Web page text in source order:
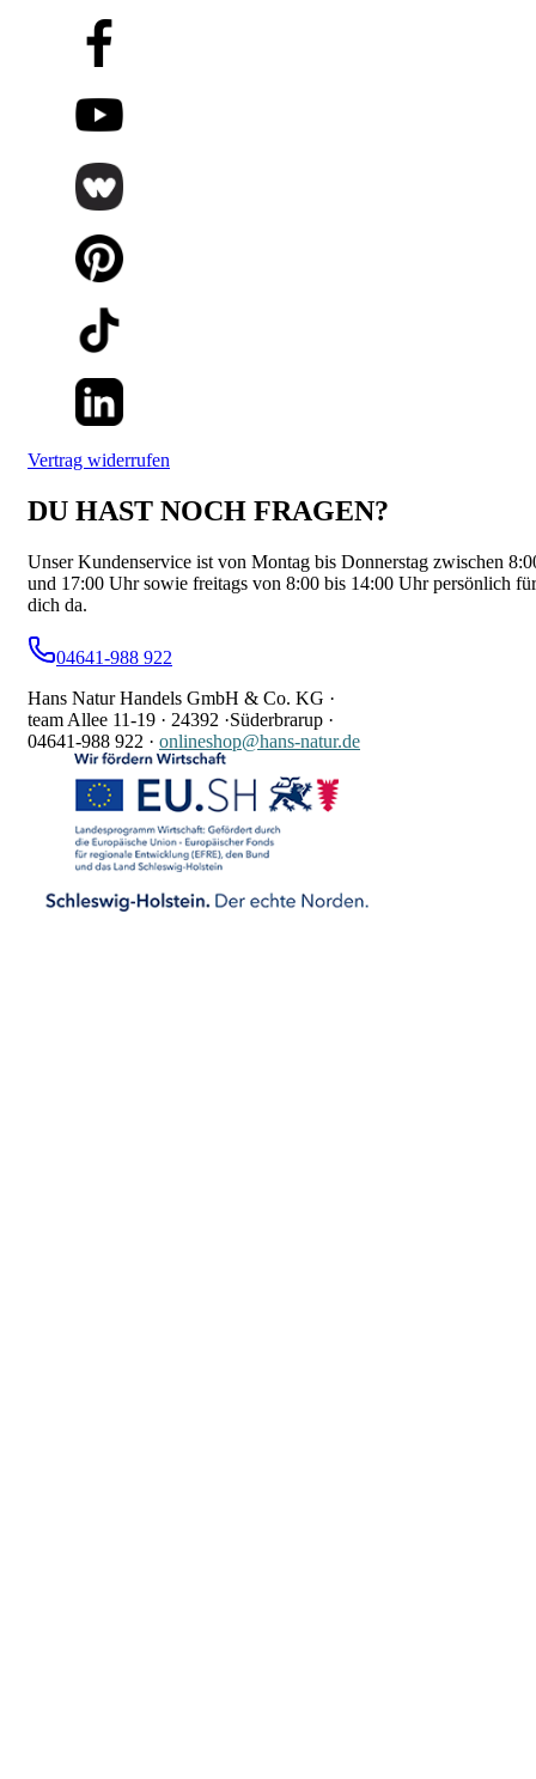
Vertrag widerrufen
DU HAST NOCH FRAGEN?
Unser Kundenservice ist von Montag bis Donnerstag zwischen
und 17:00 Uhr sowie freitags von 8:00 bis 14:00 Uhr persönlich für
dich da.
04641-988 922
Hans Natur Handels GmbH & Co. KG ·
team Allee 11-19 · 24392 ·Süderbrarup ·
04641-988 922 · onlineshop@hans-natur.de